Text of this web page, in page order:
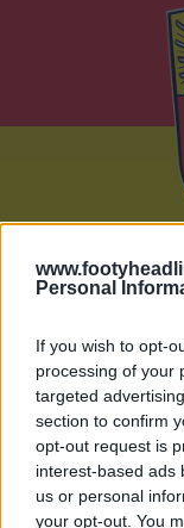
Personal
If you wish to opt-
processing of your
targeted
section to confirm
opt-out request is
interest-based ads
us or personal
your opt-out. You